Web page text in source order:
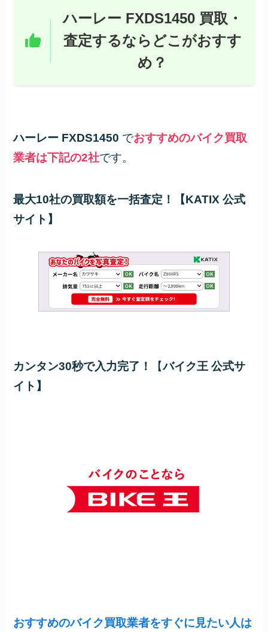
ハーレー FXDS1450 買取・
査定するならどこがおすす
め？
ハーレー FXDS1450 でおすすめのバイク買取
業者は下記の2社です。
最大10社の買取額を一括査定！【KATIX 公式
サイト】
カンタン30秒で入力完了！ 【バイク王 公式サ
イト】
おすすめのバイク買取業者をすぐに見たい人は